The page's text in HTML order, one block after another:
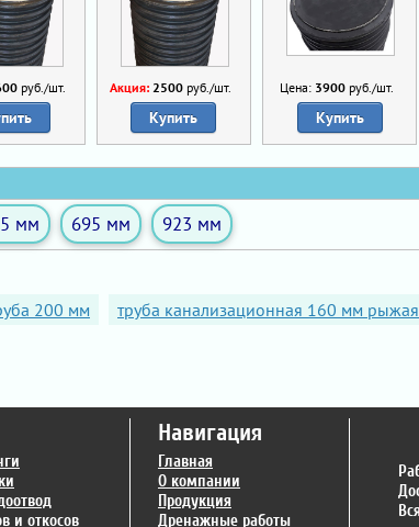
руб./шт. Акция: 2500 руб./шт.
Купить
Цена: 3900 руб./шт.
Купить
мм 695 мм 923 мм
200 мм труба канализационная 160 мм
и откосов
Навигация
Главная
О компании
Продукция
Дренажные работы